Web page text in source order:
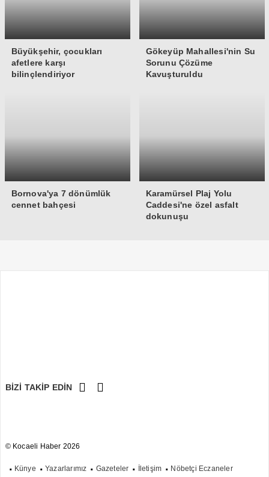
Büyükşehir, çocukları
afetlere karşı
bilinçlendiriyor
Gökeyüp Mahallesi'nin Su
Sorunu Çözüme
Kavuşturuldu
Bornova'ya 7 dönümlük
cennet bahçesi
Karamürsel Plaj Yolu
Caddesi'ne özel asfalt
dokunuşu
BİZİ TAKİP EDİN
© Kocaeli Haber 2026
Künye Yazarlarımız Gazeteler İletişim Nöbetçi Eczaneler